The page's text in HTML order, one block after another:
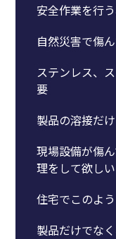
安全作業を行
自然災害で傷
ステンレス、
要
製品の溶接だ
現場設備が傷
理をして欲しい
住宅でこのよ
製品だけでな